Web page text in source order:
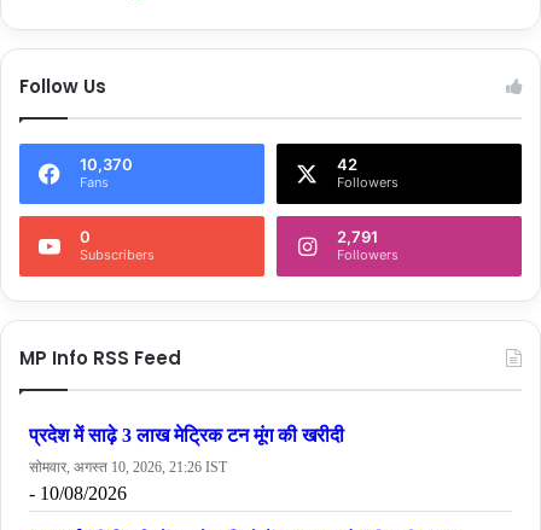
Follow Us
10,370
Fans
42
Followers
0
Subscribers
2,791
Followers
MP Info RSS Feed